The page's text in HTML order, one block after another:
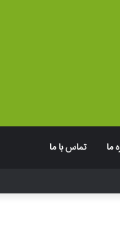
ما تماس با ما